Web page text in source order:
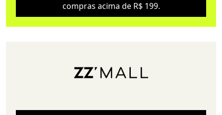
compras acima de R$ 199.